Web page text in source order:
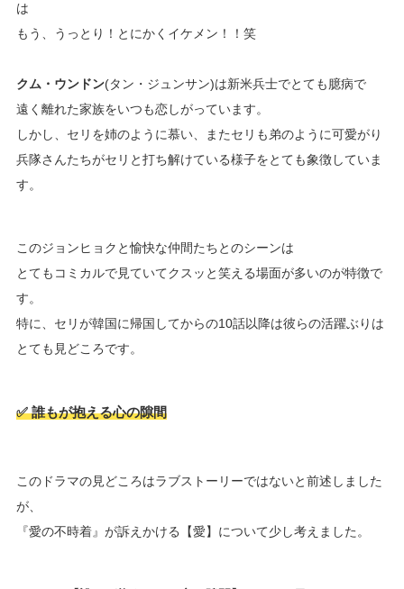
は
もう、うっとり！とにかくイケメン！！笑
クム・ウンドン(タン・ジュンサン)は新米兵士でとても臆病で
遠く離れた家族をいつも恋しがっています。
しかし、セリを姉のように慕い、またセリも弟のように可愛がり
兵隊さんたちがセリと打ち解けている様子をとても象徴していま
す。
このジョンヒョクと愉快な仲間たちとのシーンは
とてもコミカルで見ていてクスッと笑える場面が多いのが特徴で
す。
特に、セリが韓国に帰国してからの10話以降は彼らの活躍ぶりは
とても見どころです。
✅ 誰もが抱える心の隙間
このドラマの見どころはラブストーリーではないと前述しました
が、
『愛の不時着』が訴えかける【愛】について少し考えました。